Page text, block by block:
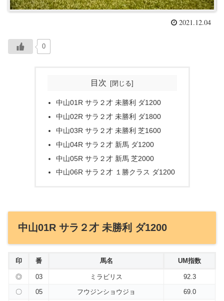
2021.12.04
0
目次
中山01R サラ２才 未勝利 ダ1200
中山02R サラ２才 未勝利 ダ1800
中山03R サラ２才 未勝利 芝1600
中山04R サラ２才 新馬 ダ1200
中山05R サラ２才 新馬 芝2000
中山06R サラ２才 １勝クラス ダ1200
中山01R サラ２才 未勝利 ダ1200
印 番 馬名 UM指数
◎ 03 ミラビリス
92.3
〇
05 フウジンショウジョ
69.0